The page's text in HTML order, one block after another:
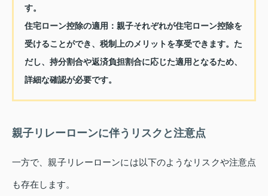
す。
住宅ローン控除の適用： 親子それぞれが住宅ローン控除を
受けることができ、税制上のメリットを享受できます。た
だし、持分割合や返済負担割合に応じた適用となるため、
詳細な確認が必要です。
親子リレーローンに伴うリスクと注意点
一方で、親子リレーローンには以下のようなリスクや注意点
も存在します。